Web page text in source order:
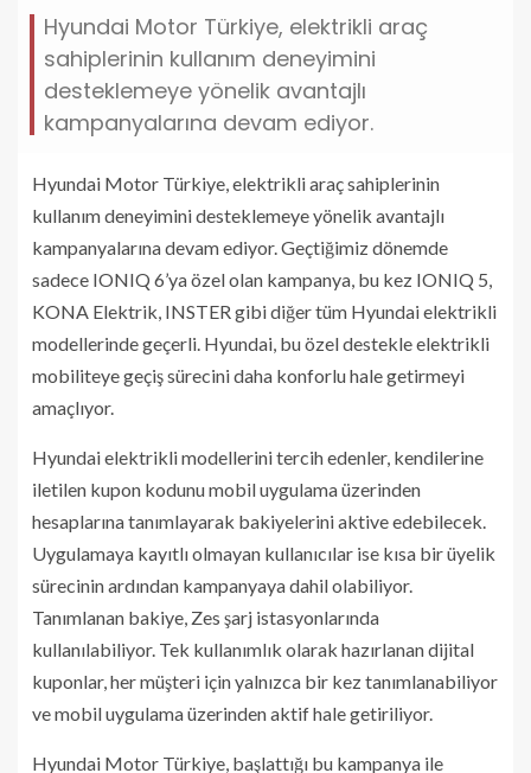
Hyundai Motor Türkiye, elektrikli araç
sahiplerinin kullanım deneyimini
desteklemeye yönelik avantajlı
kampanyalarına devam ediyor.
Hyundai Motor Türkiye, elektrikli araç sahiplerinin
kullanım deneyimini desteklemeye yönelik avantajlı
kampanyalarına devam ediyor. Geçtiğimiz dönemde
sadece IONIQ 6’ya özel olan kampanya, bu kez IONIQ 5,
KONA Elektrik, INSTER gibi diğer tüm Hyundai elektrikli
modellerinde geçerli. Hyundai, bu özel destekle elektrikli
mobiliteye geçiş sürecini daha konforlu hale getirmeyi
amaçlıyor.
Hyundai elektrikli modellerini tercih edenler, kendilerine
iletilen kupon kodunu mobil uygulama üzerinden
hesaplarına tanımlayarak bakiyelerini aktive edebilecek.
Uygulamaya kayıtlı olmayan kullanıcılar ise kısa bir üyelik
sürecinin ardından kampanyaya dahil olabiliyor.
Tanımlanan bakiye, Zes şarj istasyonlarında
kullanılabiliyor. Tek kullanımlık olarak hazırlanan dijital
kuponlar, her müşteri için yalnızca bir kez tanımlanabiliyor
ve mobil uygulama üzerinden aktif hale getiriliyor.
Hyundai Motor Türkiye, başlattığı bu kampanya ile